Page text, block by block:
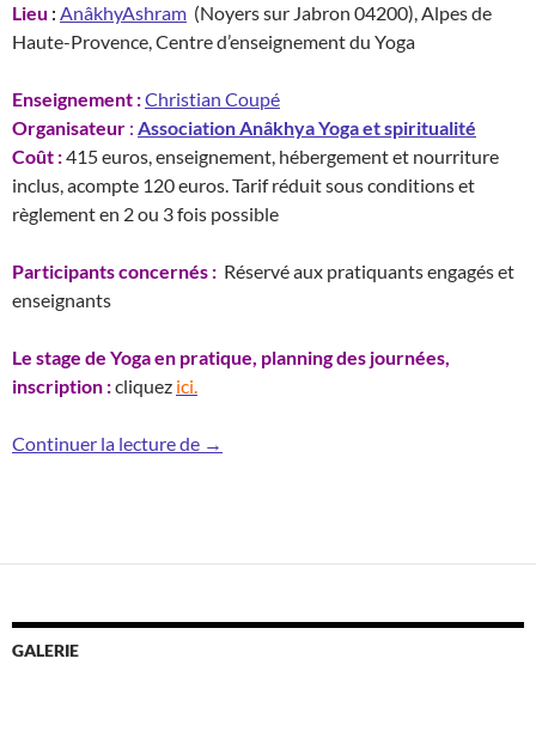
Lieu : AnâkhyAshram (Noyers sur Jabron 04200), Alpes de
Haute-Provence, Centre d’enseignement du Yoga
Enseignement :Christian Coupé
Organisateur : Association Anâkhya Yoga et spiritualité
Coût :415 euros, enseignement, hébergement et nourriture
inclus, acompte 120 euros. Tarif réduit sous conditions et
règlement en 2 ou 3 fois possible
Participants concernés : Réservé aux pratiquants engagés et
enseignants
Le stage de Yoga en pratique, planning des journées,
inscription :cliquez ici.
Continuer la lecture de Stage de yoga septembre 2019
→
GALERIE